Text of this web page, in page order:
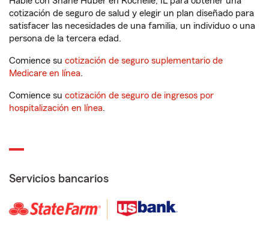
cotización de seguro de salud y elegir un plan diseñado para
satisfacer las necesidades de una familia, un individuo o una
persona de la tercera edad.
Comience su cotización de seguro suplementario de
Medicare en línea.
Comience su cotización de seguro de ingresos por
hospitalización en línea.
Servicios bancarios